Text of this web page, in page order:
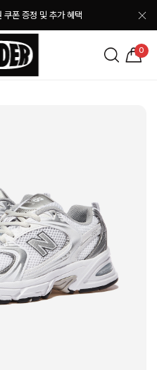
쿠폰 증정 및 추가 혜택
0